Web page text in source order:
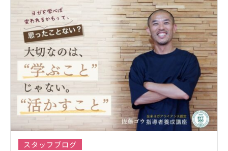
スタッフブログ